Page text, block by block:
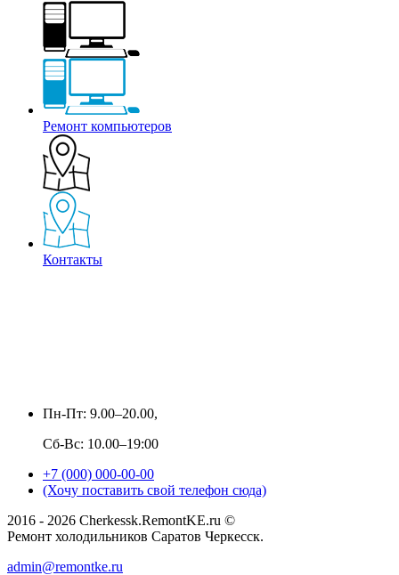
Ремонт компьютеров
Контакты
Пн-Пт: 9.00–20.00,
Сб-Вс: 10.00–19:00
+7 (000) 000-00-00
(Хочу поставить свой телефон сюда)
2016 - 2026 Cherkessk.RemontKE.ru ©
Ремонт холодильников Саратов Черкесск.
admin@remontke.ru